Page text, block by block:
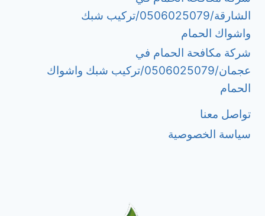
الشارقة/0506025079/تركيب شبك
واشواك الحمام
شركة مكافحة الحمام في
عجمان/0506025079/تركيب شبك واشواك
الحمام
تواصل معنا
سياسة الخصوصية